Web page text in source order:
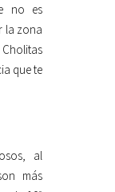
no es
la zona
que te
al
más